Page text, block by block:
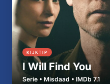
KIJKTIP
I Will Find You
Serie • Misdaad • IMDb 7.1